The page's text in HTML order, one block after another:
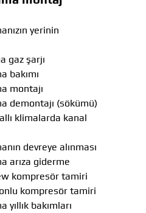
yerinin
gaz şarjı
bakımı
montajı
demontajı (sökümü)
klimalarda kanal
devreye alınması
arıza giderme
kompresör tamiri
kompresör tamiri
yıllık bakımları